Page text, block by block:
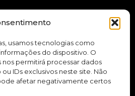
usamos tecnologias como
do dispositivo. O
permitirá processar dados
IDs exclusivos neste site. Não
afetar negativamente certos